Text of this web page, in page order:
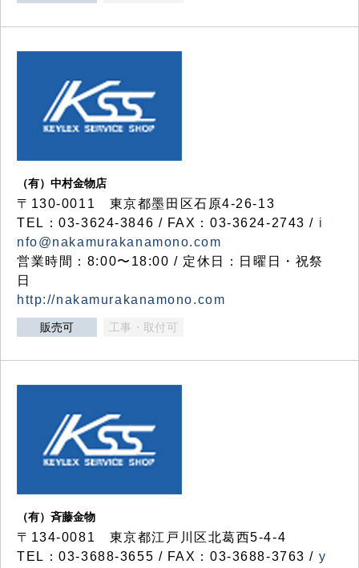
（有）中村金物店
〒130-0011 東京都墨田区石原4-26-13
TEL：03-3624-3846 / FAX：03-3624-2743 / i
nfo@nakamurakanamono.com
営業時間：8:00〜18:00 / 定休日：日曜日・祝祭
日
http://nakamurakanamono.com
販売可 工事・取付可
（有）斉藤金物
〒134-0081 東京都江戸川区北葛西5-4-4
TEL：03-3688-3655 / FAX：03-3688-3763 / y